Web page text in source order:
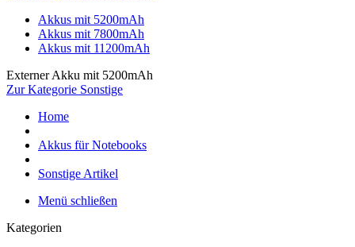
Akkus mit 5200mAh
Akkus mit 7800mAh
Akkus mit 11200mAh
Externer Akku mit 5200mAh
Zur Kategorie Sonstige
Home
Akkus für Notebooks
Sonstige Artikel
Menü schließen
Kategorien